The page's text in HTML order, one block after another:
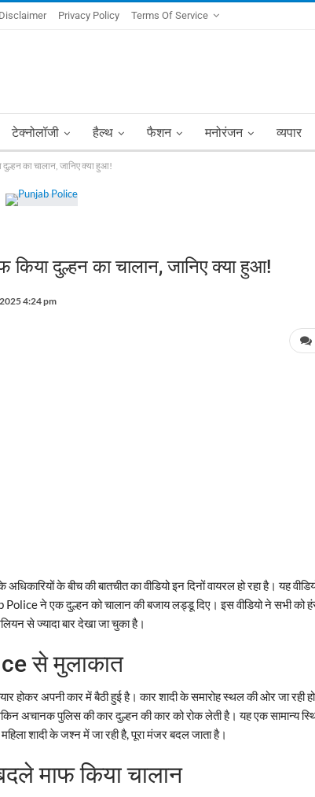
Disclaimer Privacy Policy Terms Of Service
टेक्नोलॉजी हैल्थ फैशन मनोरंजन व्यपार
का चालान, जानिए क्या हुआ!
दुल्हन का चालान, जानिए क्या हुआ!
4:24 pm
के बीच की बातचीत का वीडियो इन दिनों वायरल हो रहा है। यह
ने एक दुल्हन को चालान की बजाय लड्डू दिए। इस वीडियो ने सभी को
से ज्यादा बार देखा जा चुका है।
से मुलाकात
होकर अपनी कार में बैठी हुई है। कार शादी के समारोह स्थल की ओर जा रही
अचानक पुलिस की कार दुल्हन की कार को रोक लेती है। यह एक सामान्य
शादी के जश्न में जा रही है, पूरा मंजर बदल जाता है।
माफ किया चालान